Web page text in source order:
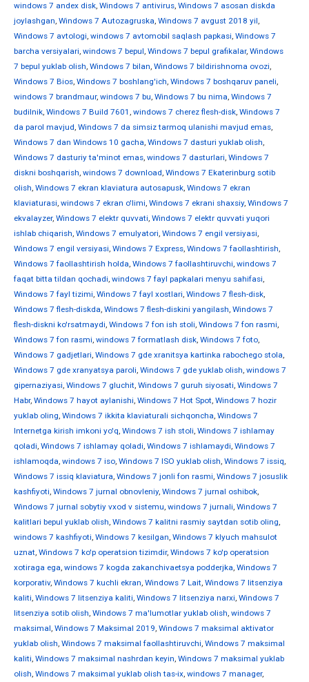
windows 7 andex disk, Windows 7 antivirus, Windows 7 asosan diskda
joylashgan, Windows 7 Autozagruska, Windows 7 avgust 2018 yil,
Windows 7 avtologi, windows 7 avtomobil saqlash papkasi, Windows 7
barcha versiyalari, windows 7 bepul, Windows 7 bepul grafikalar, Windows
7 bepul yuklab olish, Windows 7 bilan, Windows 7 bildirishnoma ovozi,
Windows 7 Bios, Windows 7 boshlang'ich, Windows 7 boshqaruv paneli,
windows 7 brandmaur, windows 7 bu, Windows 7 bu nima, Windows 7
budilnik, Windows 7 Build 7601 , windows 7 cherez flesh-disk, Windows 7
da parol mavjud, Windows 7 da simsiz tarmoq ulanishi mavjud emas,
Windows 7 dan Windows 10 gacha, Windows 7 dasturi yuklab olish,
Windows 7 dasturiy ta'minot emas, windows 7 dasturlari, Windows 7
diskni boshqarish, windows 7 download, Windows 7 Ekaterinburg sotib
olish, Windows 7 ekran klaviatura autosapusk, Windows 7 ekran
klaviaturasi, windows 7 ekran o'limi, Windows 7 ekrani shaxsiy, Windows 7
ekvalayzer, Windows 7 elektr quvvati, Windows 7 elektr quvvati yuqori
ishlab chiqarish, Windows 7 emulyatori, Windows 7 engil versiyasi,
Windows 7 engil versiyasi, Windows 7 Express, Windows 7 faollashtirish,
Windows 7 faollashtirish holda, Windows 7 faollashtiruvchi, windows 7
faqat bitta tildan qochadi, windows 7 fayl papkalari menyu sahifasi,
Windows 7 fayl tizimi, Windows 7 fayl xostlari, Windows 7 flesh-disk,
Windows 7 flesh-diskda, Windows 7 flesh-diskini yangilash, Windows 7
flesh-diskni ko'rsatmaydi, Windows 7 fon ish stoli, Windows 7 fon rasmi,
Windows 7 fon rasmi, windows 7 formatlash disk, Windows 7 foto,
Windows 7 gadjetlari, Windows 7 gde xranitsya kartinka rabochego stola,
Windows 7 gde xranyatsya paroli, Windows 7 gde yuklab olish, windows 7
gipernaziyasi, Windows 7 gluchit, Windows 7 guruh siyosati, Windows 7
Habr, Windows 7 hayot aylanishi, Windows 7 Hot Spot, Windows 7 hozir
yuklab oling, Windows 7 ikkita klaviaturali sichqoncha, Windows 7
Internetga kirish imkoni yo'q, Windows 7 ish stoli, Windows 7 ishlamay
qoladi, Windows 7 ishlamay qoladi, Windows 7 ishlamaydi, Windows 7
ishlamoqda, windows 7 iso, Windows 7 ISO yuklab olish, Windows 7 issiq,
Windows 7 issiq klaviatura, Windows 7 jonli fon rasmi, Windows 7 josuslik
kashfiyoti, Windows 7 jurnal obnovleniy, Windows 7 jurnal oshibok,
Windows 7 jurnal sobytiy vxod v sistemu, windows 7 jurnali, Windows 7
kalitlari bepul yuklab olish, Windows 7 kalitni rasmiy saytdan sotib oling,
windows 7 kashfiyoti, Windows 7 kesilgan, Windows 7 klyuch mahsulot
uznat, Windows 7 ko'p operatsion tizimdir, Windows 7 ko'p operatsion
xotiraga ega, windows 7 kogda zakanchivaetsya podderjka, Windows 7
korporativ, Windows 7 kuchli ekran, Windows 7 Lait, Windows 7 litsenziya
kaliti, Windows 7 litsenziya kaliti, Windows 7 litsenziya narxi, Windows 7
litsenziya sotib olish, Windows 7 ma'lumotlar yuklab olish, windows 7
maksimal, Windows 7 Maksimal 2019, Windows 7 maksimal aktivator
yuklab olish, Windows 7 maksimal faollashtiruvchi, Windows 7 maksimal
kaliti, Windows 7 maksimal nashrdan keyin, Windows 7 maksimal yuklab
olish, Windows 7 maksimal yuklab olish tas-ix, windows 7 manager,